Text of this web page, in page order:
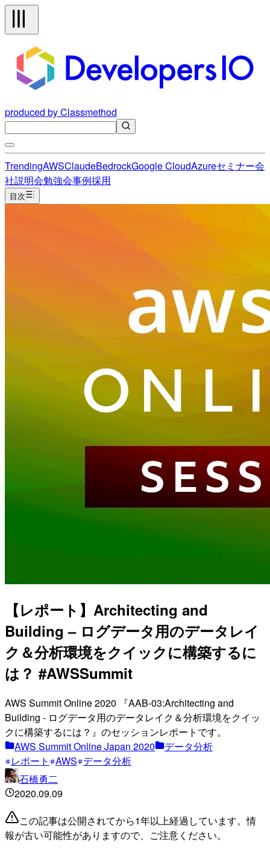
produced by Classmethod
TrendingAWSClaudeBedrockGoogle CloudAzureセミナー会
社説明会勉強会事例採用
目次
【レポート】Architecting and
Building – ログデータ用のデータレイ
ク＆分析環境をクイックに構築するに
は？ #AWSSummit
AWS Summit Online 2020 『AAB-03:Architecting and
Building - ログデータ用のデータレイク＆分析環境をクイッ
クに構築するには？』のセッションレポートです。
AWS Summit Online Japan 2020
データ分析
レポート
AWS データ分析
石橋勇二
2020.09.09
この記事は公開されてから1年以上経過しています。情
報が古い可能性がありますので、ご注意ください。